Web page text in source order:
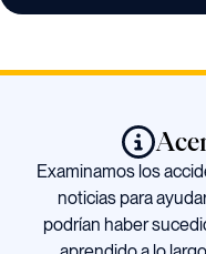
Examinamos los
noticias para
podrían haber